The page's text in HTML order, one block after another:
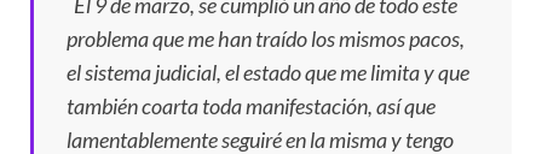
problema que me han traído los mismos pacos,
el sistema judicial, el estado que me limita y que
también coarta toda manifestación, así que
lamentablemente seguiré en la misma y tengo